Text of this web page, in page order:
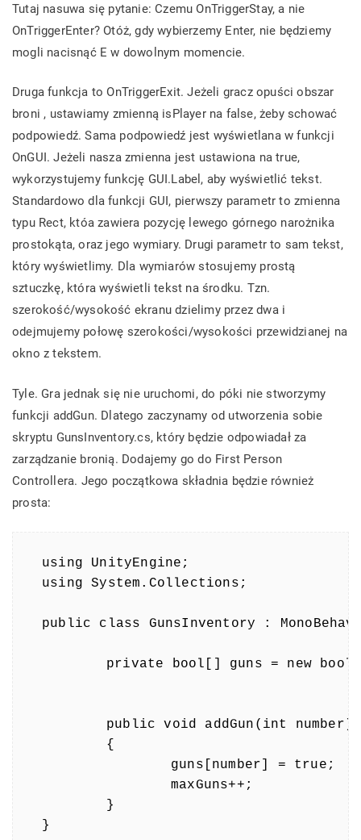
Tutaj nasuwa się pytanie: Czemu OnTriggerStay, a nie
OnTriggerEnter? Otóż, gdy wybierzemy Enter, nie będziemy
mogli nacisnąć E w dowolnym momencie.
Druga funkcja to OnTriggerExit. Jeżeli gracz opuści obszar
broni , ustawiamy zmienną isPlayer na false, żeby schować
podpowiedź. Sama podpowiedź jest wyświetlana w funkcji
OnGUI. Jeżeli nasza zmienna jest ustawiona na true,
wykorzystujemy funkcję GUI.Label, aby wyświetlić tekst.
Standardowo dla funkcji GUI, pierwszy parametr to zmienna
typu Rect, któa zawiera pozycję lewego górnego narożnika
prostokąta, oraz jego wymiary. Drugi parametr to sam tekst,
który wyświetlimy. Dla wymiarów stosujemy prostą
sztuczkę, która wyświetli tekst na środku. Tzn.
szerokość/wysokość ekranu dzielimy przez dwa i
odejmujemy połowę szerokości/wysokości przewidzianej na
okno z tekstem.
Tyle. Gra jednak się nie uruchomi, do póki nie stworzymy
funkcji addGun. Dlatego zaczynamy od utworzenia sobie
skryptu GunsInventory.cs, który będzie odpowiadał za
zarządzanie bronią. Dodajemy go do First Person
Controllera. Jego początkowa składnia będzie również
prosta:
using UnityEngine;
using System.Collections;
public class GunsInventory :
}